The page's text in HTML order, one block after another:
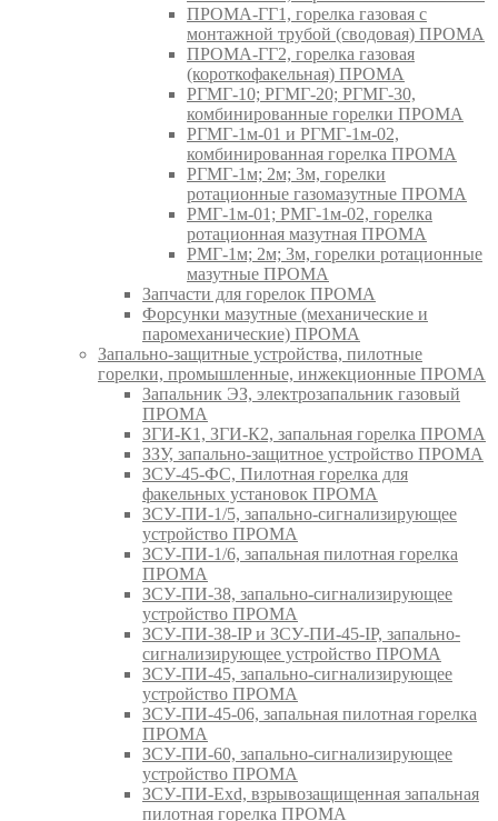
ПРОМА-ГГ1, горелка газовая с
монтажной трубой (сводовая) ПРОМА
ПРОМА-ГГ2, горелка газовая
(короткофакельная) ПРОМА
РГМГ-10; РГМГ-20; РГМГ-30,
комбинированные горелки ПРОМА
РГМГ-1м-01 и РГМГ-1м-02,
комбинированная горелка ПРОМА
РГМГ-1м; 2м; 3м, горелки
ротационные газомазутные ПРОМА
РМГ-1м-01; РМГ-1м-02, горелка
ротационная мазутная ПРОМА
РМГ-1м; 2м; 3м, горелки ротационные
мазутные ПРОМА
Запчасти для горелок ПРОМА
Форсунки мазутные (механические и
паромеханические) ПРОМА
Запально-защитные устройства, пилотные
горелки, промышленные, инжекционные ПРОМА
Запальник ЭЗ, электрозапальник газовый
ПРОМА
ЗГИ-К1, ЗГИ-К2, запальная горелка ПРОМА
ЗЗУ, запально-защитное устройство ПРОМА
ЗСУ-45-ФС, Пилотная горелка для
факельных установок ПРОМА
ЗСУ-ПИ-1/5, запально-сигнализирующее
устройство ПРОМА
ЗСУ-ПИ-1/6, запальная пилотная горелка
ПРОМА
ЗСУ-ПИ-38, запально-сигнализирующее
устройство ПРОМА
ЗСУ-ПИ-38-IP и ЗСУ-ПИ-45-IP, запально-
сигнализирующее устройство ПРОМА
ЗСУ-ПИ-45, запально-сигнализирующее
устройство ПРОМА
ЗСУ-ПИ-45-06, запальная пилотная горелка
ПРОМА
ЗСУ-ПИ-60, запально-сигнализирующее
устройство ПРОМА
ЗСУ-ПИ-Exd, взрывозащищенная запальная
пилотная горелка ПРОМА